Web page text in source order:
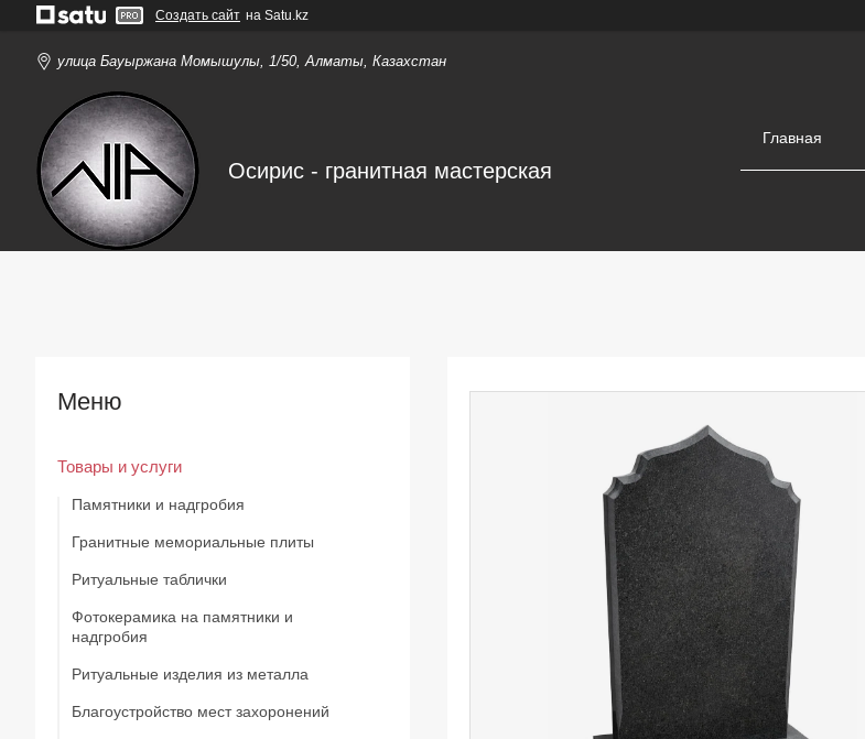
Создать сайт на Satu.kz
улица Бауыржана Момышулы, 1/50, Алматы, Казахстан
Осирис - гранитная мастерская
Главная
Товары и услуги
Памятники и надгробия
Гранитные мемориальные плиты
Мусульманские мемориальные плиты
Мемориальные плиты
Ритуальные таблички
Фотокерамика на памятники и
надгробия
Ритуальные изделия из металла
Металлические ограды на кладбище
Благоустройство мест захоронений